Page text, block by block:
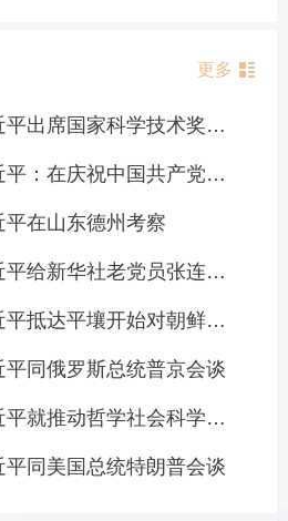
更多
【高层动态】习近平出席国家科学技术奖励大会两院院士大会中国科协第十一次全国代表大会并发表重要讲话
【高层动态】习近平：在庆祝中国共产党成立105周年大会上的讲话
平在山东德州考察
【高层动态】习近平给新华社老党员张连生回信强调 传承红色基因 在新征程上书写优异答卷
【高层动态】习近平抵达平壤开始对朝鲜进行国事访问
平同俄罗斯总统普京会谈
【高层动态】习近平就推动哲学社会科学高质量发展作出重要指示
平同美国总统特朗普会谈